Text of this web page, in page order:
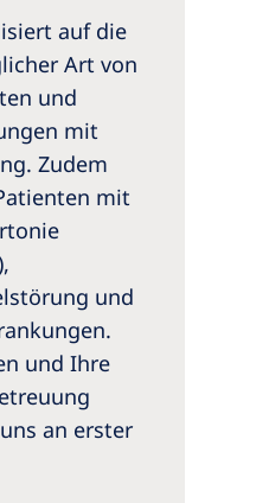
auf die
Art von
und
mit
Zudem
mit
und
und Ihre
an erster